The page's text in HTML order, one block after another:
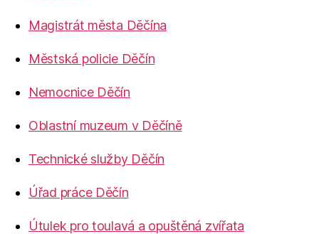
Magistrát města Děčína
Městská policie Děčín
Nemocnice Děčín
Oblastní muzeum v Děčíně
Technické služby Děčín
Úřad práce Děčín
Útulek pro toulavá a opuštěná zvířata